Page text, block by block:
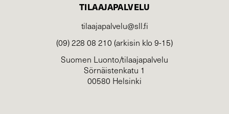
TILAAJAPALVELU
tilaajapalvelu@sll.fi
(09) 228 08 210 (arkisin klo 9-15)
Suomen Luonto/tilaajapalvelu
Sörnäistenkatu 1
00580 Helsinki